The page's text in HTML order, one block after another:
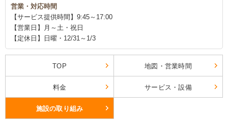
営業・対応時間
【サービス提供時間】9:45～17:00
【営業日】月～土・祝日
【定休日】日曜・12/31～1/3
TOP 地図・営業時間
料金 サービス・設備
施設の取り組み